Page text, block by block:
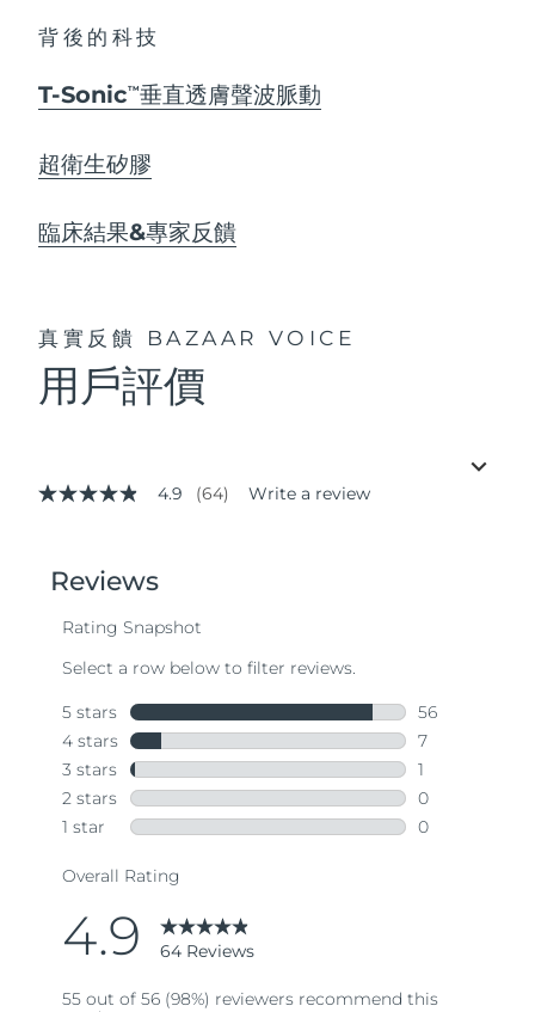
背後的科技
T-SonicTM 垂直透膚聲波脈動
超衛生矽膠
臨床結果&專家反饋
真實反饋 BAZAAR VOICE
用戶評價
4.9
stars,
average
value.
Same
page
link.
4.9 (64) Write a review